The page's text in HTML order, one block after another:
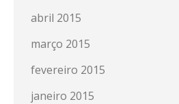
abril 2015
março 2015
fevereiro 2015
janeiro 2015